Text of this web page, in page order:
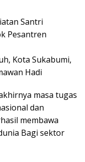
Santri
Pesantren
Kota Sukabumi,
Hadi
masa tugas
dan
membawa
Bagi sektor